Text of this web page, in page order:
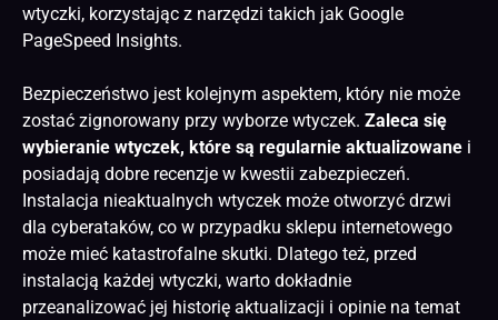
wtyczki, korzystając z narzędzi takich jak Google
PageSpeed Insights.
Bezpieczeństwo jest kolejnym aspektem, który nie może
zostać zignorowany przy wyborze wtyczek. Zaleca się
wybieranie wtyczek, które są regularnie aktualizowane i
posiadają dobre recenzje w kwestii zabezpieczeń.
Instalacja nieaktualnych wtyczek może otworzyć drzwi
dla cyberataków, co w przypadku sklepu internetowego
może mieć katastrofalne skutki. Dlatego też, przed
instalacją każdej wtyczki, warto dokładnie
przeanalizować jej historię aktualizacji i opinie na temat